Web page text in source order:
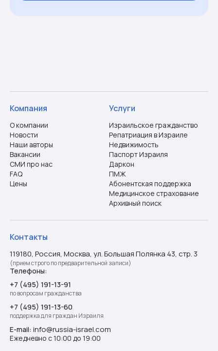
Компания
О компании
Новости
Наши авторы
Вакансии
СМИ про нас
FAQ
Цены
Услуги
Израильское гражданство
Репатриация в Израиле
Недвижимость
Паспорт Израиля
Даркон
ПМЖ
Абонентская поддержка
Медицинское страхование
Архивный поиск
Контакты
119180, Россия, Москва, ул. Большая Полянка 43, стр. 3
(прием строго по предварительной записи)
Телефоны:
+7 (495) 191-13-91
по вопросам гражданства
+7 (495) 191-13-60
поддержка для граждан Израиля
E-mail: info@russia-israel.com
Ежедневно с 10:00 до 19:00